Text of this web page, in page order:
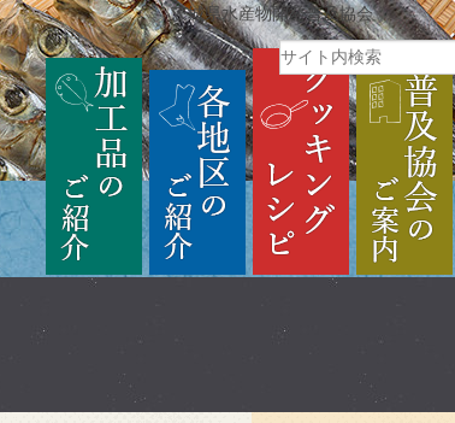
茨城県水産物開発普及協会
クッキングレ
各地区のご紹介
加工品のご紹介